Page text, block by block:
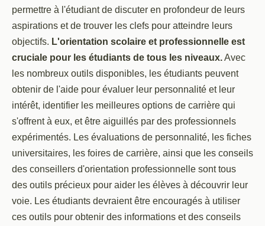
permettre à l'étudiant de discuter en profondeur de leurs
aspirations et de trouver les clefs pour atteindre leurs
objectifs. L'orientation scolaire et professionnelle est
cruciale pour les étudiants de tous les niveaux.Avec
les nombreux outils disponibles, les étudiants peuvent
obtenir de l'aide pour évaluer leur personnalité et leur
intérêt, identifier les meilleures options de carrière qui
s'offrent à eux, et être aiguillés par des professionnels
expérimentés. Les évaluations de personnalité, les fiches
universitaires, les foires de carrière, ainsi que les conseils
des conseillers d'orientation professionnelle sont tous
des outils précieux pour aider les élèves à découvrir leur
voie. Les étudiants devraient être encouragés à utiliser
ces outils pour obtenir des informations et des conseils